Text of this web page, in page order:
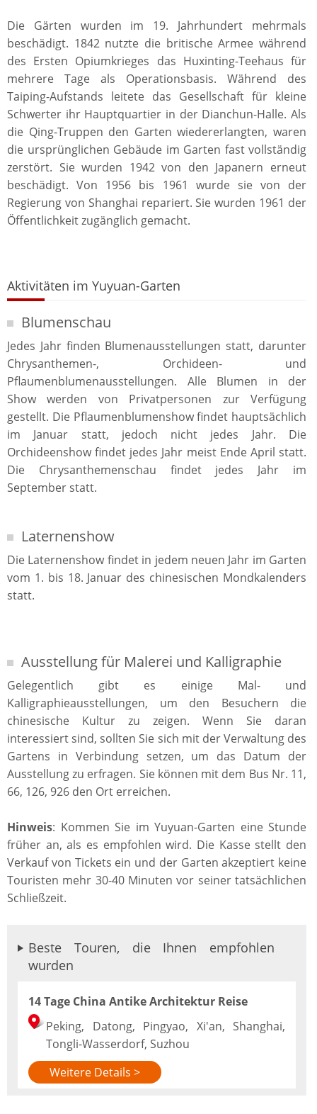
Die Gärten wurden im 19. Jahrhundert mehrmals
beschädigt. 1842 nutzte die britische Armee während
des Ersten Opiumkrieges das Huxinting-Teehaus für
mehrere Tage als Operationsbasis. Während des
Taiping-Aufstands leitete das Gesellschaft für kleine
Schwerter ihr Hauptquartier in der Dianchun-Halle. Als
die Qing-Truppen den Garten wiedererlangten, waren
die ursprünglichen Gebäude im Garten fast vollständig
zerstört. Sie wurden 1942 von den Japanern erneut
beschädigt. Von 1956 bis 1961 wurde sie von der
Regierung von Shanghai repariert. Sie wurden 1961 der
Öffentlichkeit zugänglich gemacht.
Aktivitäten im Yuyuan-Garten
Blumenschau
Jedes Jahr finden Blumenausstellungen statt, darunter
Chrysanthemen-, Orchideen- und
Pflaumenblumenausstellungen. Alle Blumen in der
Show werden von Privatpersonen zur Verfügung
gestellt. Die Pflaumenblumenshow findet hauptsächlich
im Januar statt, jedoch nicht jedes Jahr. Die
Orchideenshow findet jedes Jahr meist Ende April statt.
Die Chrysanthemenschau findet jedes Jahr im
September statt.
Laternenshow
Die Laternenshow findet in jedem neuen Jahr im Garten
vom 1. bis 18. Januar des chinesischen Mondkalenders
statt.
Ausstellung für Malerei und Kalligraphie
Gelegentlich gibt es einige Mal- und
Kalligraphieausstellungen, um den Besuchern die
chinesische Kultur zu zeigen. Wenn Sie daran
interessiert sind, sollten Sie sich mit der Verwaltung des
Gartens in Verbindung setzen, um das Datum der
Ausstellung zu erfragen. Sie können mit dem Bus Nr. 11,
66, 126, 926 den Ort erreichen.
Hinweis: Kommen Sie im Yuyuan-Garten eine Stunde
früher an, als es empfohlen wird. Die Kasse stellt den
Verkauf von Tickets ein und der Garten akzeptiert keine
Touristen mehr 30-40 Minuten vor seiner tatsächlichen
Schließzeit.
Beste Touren, die Ihnen empfohlen
wurden
14 Tage China Antike Architektur Reise
Peking, Datong, Pingyao, Xi'an, Shanghai,
Tongli-Wasserdorf, Suzhou
Weitere Details >